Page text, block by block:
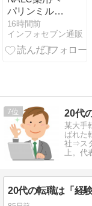
パリンミルク
ローションで
潤い満点の肌
へ！
16時間前
インフォセブン通販
7 20代
某大手
ばれた
社⇒ス
上。